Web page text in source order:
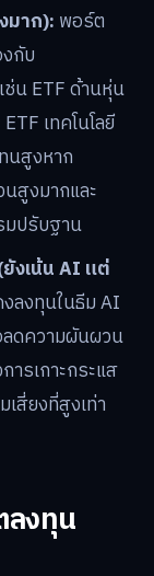
มาก): พอร์ต
กับ
ช่น ETF ด้านหุ่น
เทคโนโลยี
นสูงหาก
สูงมากและ
มปรับฐาน
งเน้น AI แต่
ลงทุนในธีม AI
ลดความผันผวน
รเกาะกระแส
สี่ยงที่สูงเท่า
ลงทุน